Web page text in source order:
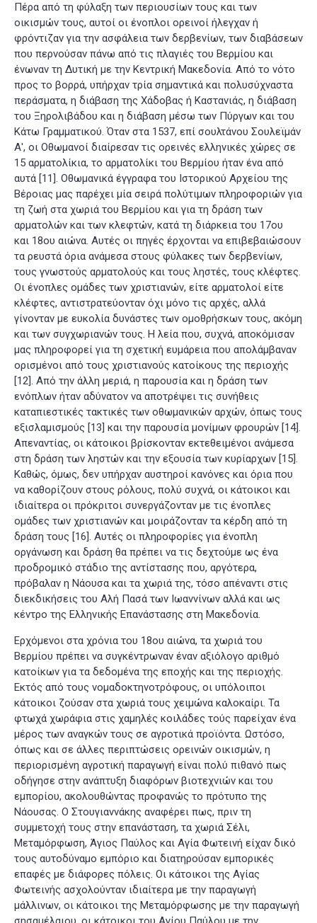
Πέρα από τη φύλαξη των περιουσίων τους και των
οικισμών τους, αυτοί οι ένοπλοι ορεινοί ήλεγχαν ή
φρόντιζαν για την ασφάλεια των δερβενίων, των διαβάσεων
που περνούσαν πάνω από τις πλαγιές του Βερμίου και
ένωναν τη Δυτική με την Κεντρική Μακεδονία. Από το νότο
προς το βορρά, υπήρχαν τρία σημαντικά και πολυσύχναστα
περάσματα, η διάβαση της Χάδοβας ή Καστανιάς, η διάβαση
του Ξηρολιβάδου και η διάβαση μέσω των Πύργων και του
Κάτω Γραμματικού. Όταν στα 1537, επί σουλτάνου Σουλεϊμάν
Α', οι Οθωμανοί διαίρεσαν τις ορεινές ελληνικές χώρες σε
15 αρματολίκια, το αρματολίκι του Βερμίου ήταν ένα από
αυτά [11]. Οθωμανικά έγγραφα του Ιστορικού Αρχείου της
Βέροιας μας παρέχει μία σειρά πολύτιμων πληροφοριών για
τη ζωή στα χωριά του Βερμίου και για τη δράση των
αρματολών και των κλεφτών, κατά τη διάρκεια του 17ου
και 18ου αιώνα. Αυτές οι πηγές έρχονται να επιβεβαιώσουν
τα ρευστά όρια ανάμεσα στους φύλακες των δερβενίων,
τους γνωστούς αρματολούς και τους ληστές, τους κλέφτες.
Οι ένοπλες ομάδες των χριστιανών, είτε αρματολοί είτε
κλέφτες, αντιστρατεύονταν όχι μόνο τις αρχές, αλλά
γίνονταν με ευκολία δυνάστες των ομοθρήσκων τους, ακόμη
και των συγχωριανών τους. Η λεία που, συχνά, αποκόμισαν
μας πληροφορεί για τη σχετική ευμάρεια που απολάμβαναν
ορισμένοι από τους χριστιανούς κατοίκους της περιοχής
[12]. Από την άλλη μεριά, η παρουσία και η δράση των
ενόπλων ήταν αδύνατον να αποτρέψει τις συνήθεις
καταπιεστικές τακτικές των οθωμανικών αρχών, όπως τους
εξισλαμισμούς [13] και την παρουσία μονίμων φρουρών [14].
Απεναντίας, οι κάτοικοι βρίσκονταν εκτεθειμένοι ανάμεσα
στη δράση των ληστών και την εξουσία των κυρίαρχων [15].
Καθώς, όμως, δεν υπήρχαν αυστηροί κανόνες και όρια που
να καθορίζουν στους ρόλους, πολύ συχνά, οι κάτοικοι και
ιδιαίτερα οι πρόκριτοι συνεργάζονταν με τις ένοπλες
ομάδες των χριστιανών και μοιράζονταν τα κέρδη από τη
δράση τους [16]. Αυτές οι πληροφορίες για ένοπλη
οργάνωση και δράση θα πρέπει να τις δεχτούμε ως ένα
προδρομικό στάδιο της αντίστασης που, αργότερα,
πρόβαλαν η Νάουσα και τα χωριά της, τόσο απέναντι στις
διεκδικήσεις του Αλή Πασά των Ιωαννίνων αλλά και ως
κέντρο της Ελληνικής Επανάστασης στη Μακεδονία.
Ερχόμενοι στα χρόνια του 18ου αιώνα, τα χωριά του
Βερμίου πρέπει να συγκέντρωναν έναν αξιόλογο αριθμό
κατοίκων για τα δεδομένα της εποχής και της περιοχής.
Εκτός από τους νομαδοκτηνοτρόφους, οι υπόλοιποι
κάτοικοι ζούσαν στα χωριά τους χειμώνα καλοκαίρι. Τα
φτωχά χωράφια στις χαμηλές κοιλάδες τούς παρείχαν ένα
μέρος των αναγκών τους σε αγροτικά προϊόντα. Ωστόσο,
όπως και σε άλλες περιπτώσεις ορεινών οικισμών, η
περιορισμένη αγροτική παραγωγή είναι πολύ πιθανό πως
οδήγησε στην ανάπτυξη διαφόρων βιοτεχνιών και του
εμπορίου, ακολουθώντας προφανώς το πρότυπο της
Νάουσας. Ο Στουγιαννάκης αναφέρει πως, πριν τη
συμμετοχή τους στην επανάσταση, τα χωριά Σέλι,
Μεταμόρφωση, Άγιος Παύλος και Αγία Φωτεινή είχαν δικό
τους αυτοδύναμο εμπόριο και διατηρούσαν εμπορικές
επαφές με διάφορες πόλεις. Οι κάτοικοι της Αγίας
Φωτεινής ασχολούνταν ιδιαίτερα με την παραγωγή
μάλλινων, οι κάτοικοι της Μεταμόρφωσης με την παραγωγή